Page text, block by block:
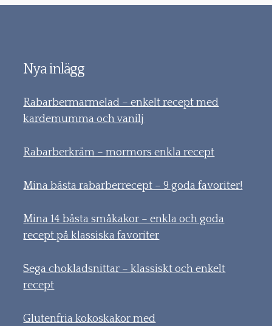
Nya inlägg
Rabarbermarmelad – enkelt recept med
kardemumma och vanilj
Rabarberkräm – mormors enkla recept
Mina bästa rabarberrecept – 9 goda favoriter!
Mina 14 bästa småkakor – enkla och goda
recept på klassiska favoriter
Sega chokladsnittar – klassiskt och enkelt
recept
Glutenfria kokoskakor med